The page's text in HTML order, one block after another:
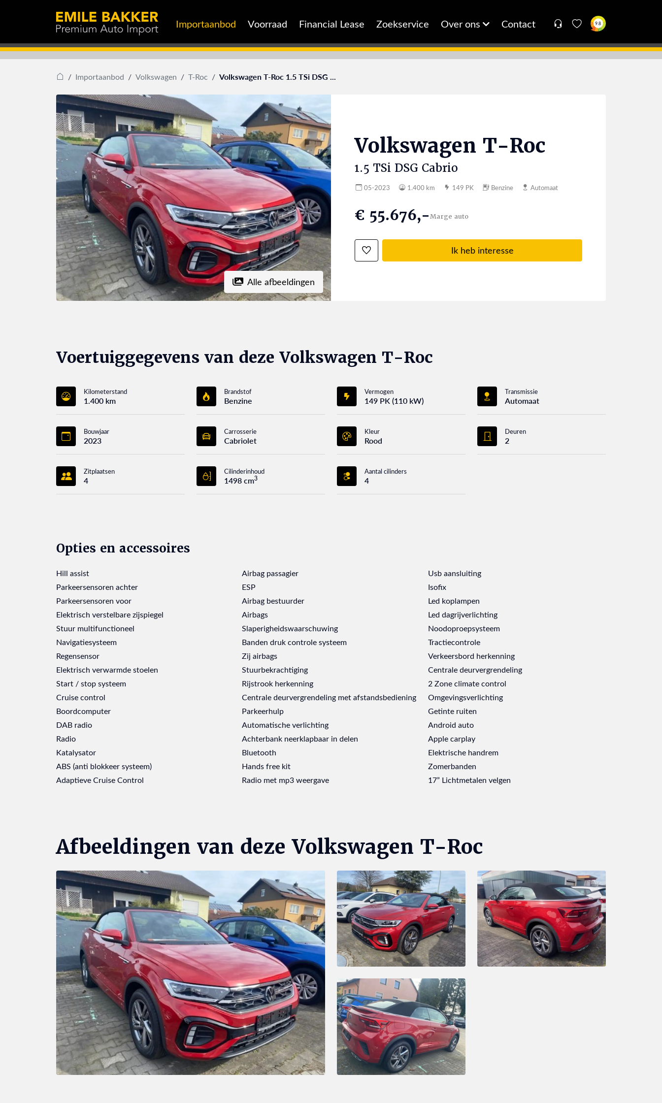
Importaanbod Voorraad Financial Lease Zoekservice Over ons Contact 9.8
Importaanbod Volkswagen T-Roc Volkswagen T-Roc 1.5 TSi DSG ...
Alle afbeeldingen
Volkswagen T-Roc
1.5 TSi DSG Cabrio
05-2023 1.400 km 149 PK Benzine Automaat
€ 55.676,-Marge auto
Ik heb interesse
Voertuiggegevens van deze Volkswagen T-Roc
Kilometerstand
1.400 km
Brandstof
Benzine
Vermogen
149 PK (110 kW)
Transmissie
Automaat
Bouwjaar
2023
Carrosserie
Cabriolet
Kleur
Rood
Deuren
2
Zitplaatsen
4
Cilinderinhoud
1498 cm3
Aantal cilinders
4
Opties en accessoires
Hill assist
Parkeersensoren achter
Parkeersensoren voor
Elektrisch verstelbare zijspiegel
Stuur multifunctioneel
Navigatiesysteem
Regensensor
Elektrisch verwarmde stoelen
Start / stop systeem
Cruise control
Boordcomputer
DAB radio
Radio
Katalysator
ABS (anti blokkeer systeem)
Adaptieve Cruise Control
Airbag passagier
ESP
Airbag bestuurder
Airbags
Slaperigheidswaarschuwing
Banden druk controle systeem
Zij airbags
Stuurbekrachtiging
Rijstrook herkenning
Centrale deurvergrendeling met afstandsbediening
Parkeerhulp
Automatische verlichting
Achterbank neerklapbaar in delen
Bluetooth
Hands free kit
Radio met mp3 weergave
Usb aansluiting
Isofix
Led koplampen
Led dagrijverlichting
Noodoproepsysteem
Tractiecontrole
Verkeersbord herkenning
Centrale deurvergrendeling
2 Zone climate control
Omgevingsverlichting
Getinte ruiten
Android auto
Apple carplay
Elektrische handrem
Zomerbanden
17” Lichtmetalen velgen
Afbeeldingen van deze Volkswagen T-Roc